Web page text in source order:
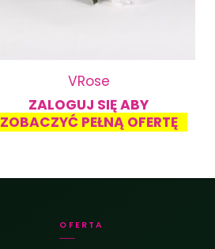
VRose
ZALOGUJ SIĘ ABY
ZOBACZYĆ PEŁNĄ OFERTĘ
OFERTA